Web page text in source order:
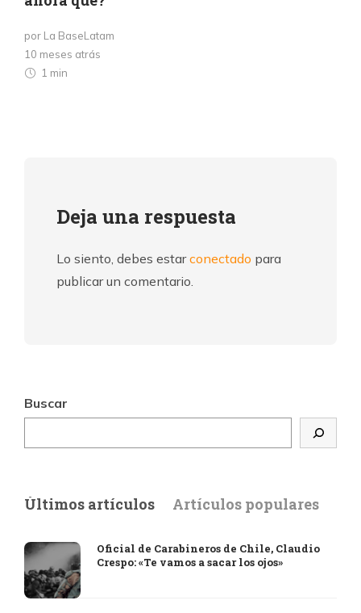
por La BaseLatam
10 meses atrás
1 min
Deja una respuesta
Lo siento, debes estarconectado para
publicar un comentario.
Buscar
Últimos artículos Artículos populares
Oficial de Carabineros de Chile, Claudio
Crespo: «Te vamos a sacar los ojos»